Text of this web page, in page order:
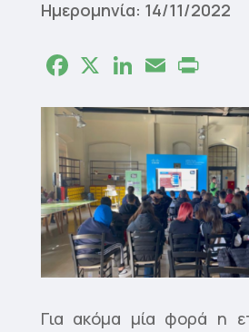
Ημερομηνία: 14/11/2022
FacebookLinkedIn
Email
Για ακόμα μία φορά η